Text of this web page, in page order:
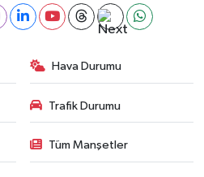
Hava Durumu
Trafik Durumu
Tüm Manşetler